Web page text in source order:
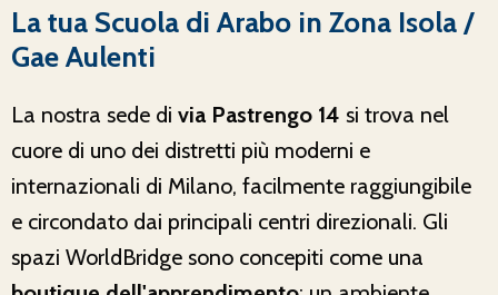
La tua Scuola di Arabo in Zona Isola /
Gae Aulenti
La nostra sede di via Pastrengo 14 si trova nel
cuore di uno dei distretti più moderni e
internazionali di Milano, facilmente raggiungibile
e circondato dai principali centri direzionali. Gli
spazi WorldBridge sono concepiti come una